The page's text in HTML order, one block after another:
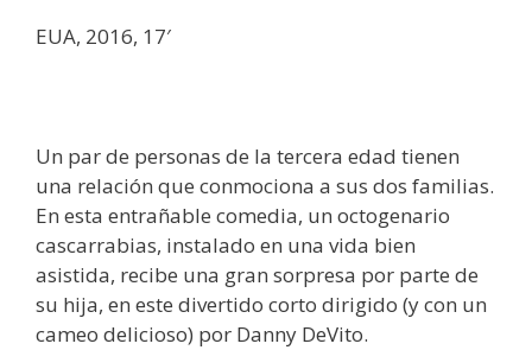
EUA, 2016, 17′
Un par de personas de la tercera edad tienen
una relación que conmociona a sus dos familias.
En esta entrañable comedia, un octogenario
cascarrabias, instalado en una vida bien
asistida, recibe una gran sorpresa por parte de
su hija, en este divertido corto dirigido (y con un
cameo delicioso) por Danny DeVito.